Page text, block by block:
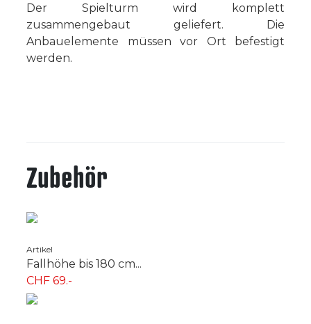
Der Spielturm wird komplett
zusammengebaut geliefert. Die
Anbauelemente müssen vor Ort befestigt
werden.
Zubehör
Artikel
Fallhöhe bis 180 cm...
CHF 69.-